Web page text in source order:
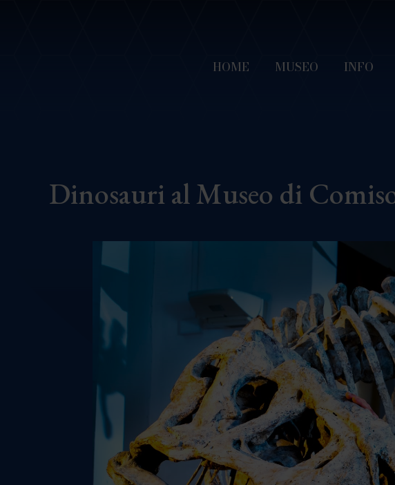
HOME MUSEO INFO
Dinosauri al Museo di